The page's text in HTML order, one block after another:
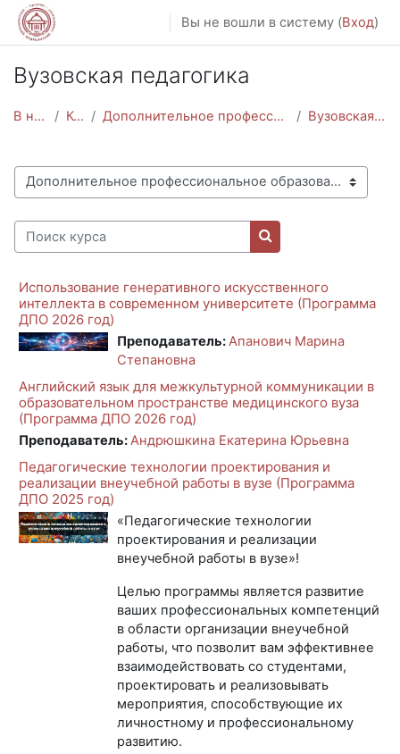
Перейти к основному содержанию
Вы не вошли в систему (Вход)
Вузовская педагогика
В начало Курсы Дополнительное профессиональное образование Вузовская педагогика
Категории курсов
Поиск курса
Поиск курса
Использование генеративного искусственного
интеллекта в современном университете (Программа
ДПО 2026 год)
Преподаватель:Апанович Марина
Степановна
Английский язык для межкультурной коммуникации в
образовательном пространстве медицинского вуза
(Программа ДПО 2026 год)
Преподаватель:Андрюшкина Екатерина Юрьевна
Педагогические технологии проектирования и
реализации внеучебной работы в вузе (Программа
ДПО 2025 год)
«Педагогические технологии
проектирования и реализации
внеучебной работы в вузе»!
Целью программы является развитие
ваших профессиональных компетенций
в области организации внеучебной
работы, что позволит вам эффективнее
взаимодействовать со студентами,
проектировать и реализовывать
мероприятия, способствующие их
личностному и профессиональному
развитию.